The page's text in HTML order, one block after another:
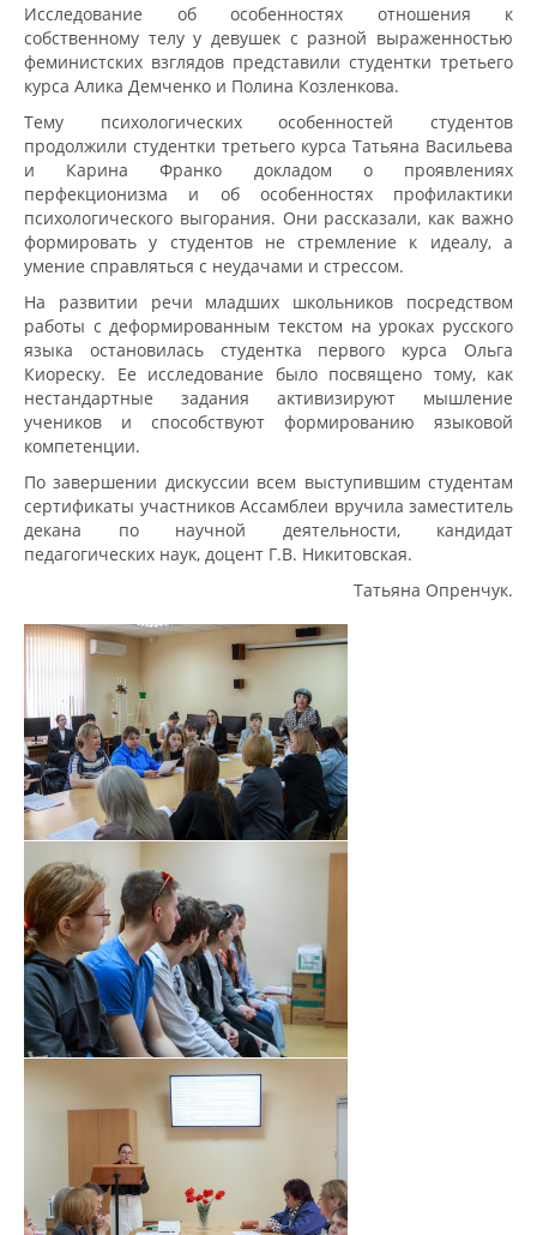
Исследование об особенностях отношения к
собственному телу у девушек с разной выраженностью
феминистских взглядов представили студентки третьего
курса Алика Демченко и Полина Козленкова.
Тему психологических особенностей студентов
продолжили студентки третьего курса Татьяна Васильева
и Карина Франко докладом о проявлениях
перфекционизма и об особенностях профилактики
психологического выгорания. Они рассказали, как важно
формировать у студентов не стремление к идеалу, а
умение справляться с неудачами и стрессом.
На развитии речи младших школьников посредством
работы с деформированным текстом на уроках русского
языка остановилась студентка первого курса Ольга
Киореску. Ее исследование было посвящено тому, как
нестандартные задания активизируют мышление
учеников и способствуют формированию языковой
компетенции.
По завершении дискуссии всем выступившим студентам
сертификаты участников Ассамблеи вручила заместитель
декана по научной деятельности, кандидат
педагогических наук, доцент Г.В. Никитовская.
Татьяна Опренчук.